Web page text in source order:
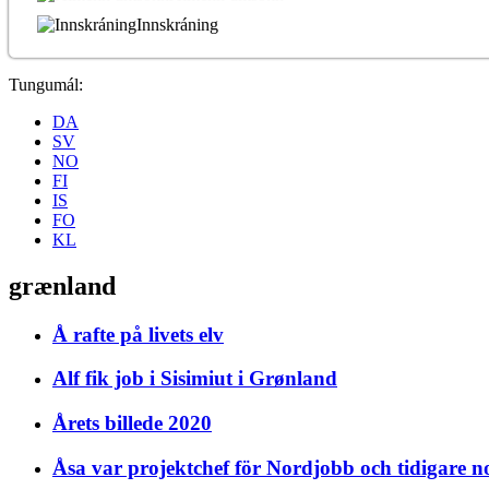
Innskráning
Tungumál:
DA
SV
NO
FI
IS
FO
KL
grænland
Å rafte på livets elv
Alf fik job i Sisimiut i Grønland
Årets billede 2020
Åsa var projektchef för Nordjobb och tidigare